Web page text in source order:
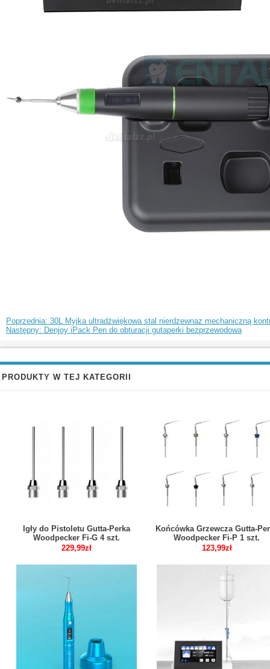
Poprzednia: 30L Myjka ultradźwiękowa stal nierdzewnaz mechaniczną
Następny: Denjoy iPack Pen do obturacji gutaperki bezprzewodowa
PRODUKTY W TEJ KATEGORII
Igły do Pistoletu Gutta-Perka
Woodpecker Fi-G 4 szt.
229,99zł
Końcówka Grzewcza Gutta-
Woodpecker Fi-P 1 szt.
123,99zł